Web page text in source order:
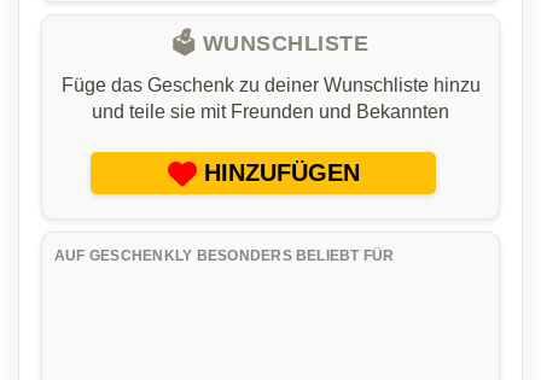
🗳️ WUNSCHLISTE
Füge das Geschenk zu deiner Wunschliste hinzu
und teile sie mit Freunden und Bekannten
HINZUFÜGEN
AUF GESCHENKLY BESONDERS BELIEBT FÜR